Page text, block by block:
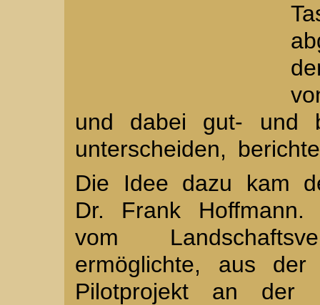
und dabei gut- und
unterscheiden,
Die Idee dazu kam
Dr. Frank
vom
ermöglichte, aus der
Pilotprojekt an der